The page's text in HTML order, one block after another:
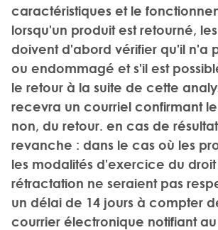
caractéristiques et le
lorsqu'un produit est retourné,
doivent d'abord vérifier qu'il n'a
ou endommagé et s'il est
le retour à la suite de cette
recevra un courriel confirmant
non, du retour. en cas de
revanche : dans le cas où les
les modalités d'exercice du
rétractation ne seraient pas
un délai de 14 jours à compter
courrier électronique notifiant